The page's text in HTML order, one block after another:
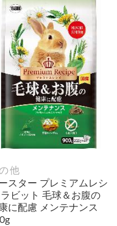
他
スター プレミアムレシ
ラビット 毛球＆お腹の
に配慮 メンテナンス